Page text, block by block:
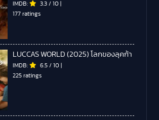
IMDB: 3.3 / 10 |
177 ratings
LUCCAS WORLD (2025) โลกของลุคก้า
IMDB: 6.5 / 10 |
225 ratings